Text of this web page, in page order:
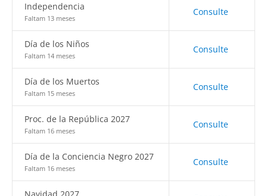
Independencia
Faltam 13 meses
Consulte
Día de los Niños
Faltam 14 meses
Consulte
Día de los Muertos
Faltam 15 meses
Consulte
Proc. de la República 2027
Faltam 16 meses
Consulte
Día de la Conciencia Negro 2027
Faltam 16 meses
Consulte